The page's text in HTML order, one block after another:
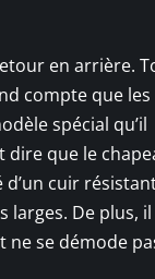
en arrière.
compte que les
spécial qu’il
dire que le
cuir
larges. De plus,
ne se démode